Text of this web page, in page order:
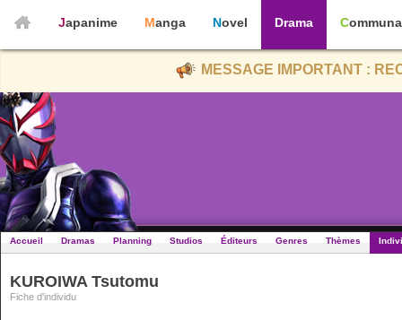
Japanime Manga Novel Drama
MESSAGE IMPORTANT :
Accueil Dramas Planning Studios Éditeurs Genres Thèmes
KUROIWA Tsutomu
Fiche d'individu